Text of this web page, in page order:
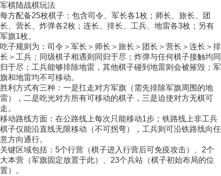
军棋陆战棋玩法
每方配备25枚棋子：包含司令、军长各1枚；师长、旅长、团
长、营长、炸弹各2枚；连长、排长、工兵、地雷各3枚；另有
军旗1枚。
吃子规则为：司令＞军长＞师长＞旅长＞团长＞营长＞连长＞排
长＞工兵；同级棋子相遇则同归于尽；炸弹与任何棋子接触均同
归于尽；工兵能够排除地雷，其他棋子碰到地雷则会被摧毁；军
旗和地雷均不可移动。
胜利方式有三种：一是扛走对方军旗（需先排除军旗周围的地
雷），二是吃光对方所有可移动的棋子，三是迫使对方无棋可
走。
移动路线方面：在公路线上每次只能移动1步；铁路线上非工兵
棋子仅能沿直线无限移动（不可拐弯），工兵则可沿铁路线向任
意方向通行。
关键区域包括：5个行营（棋子进入行营后可免疫攻击）、2个
大本营（军旗固定放置于此）、23个兵站（棋子初始布局的位
置）。